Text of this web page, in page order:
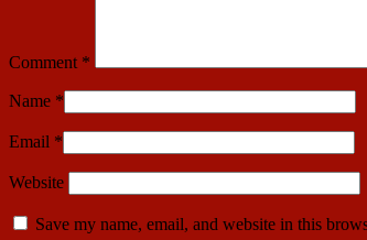
Comment *
Name *
Email *
Website
Save my name, email, and website in this